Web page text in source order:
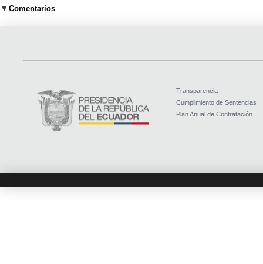
Comentarios
Transparencia
Cumplimiento de Sentencias
Plan Anual de Contratación